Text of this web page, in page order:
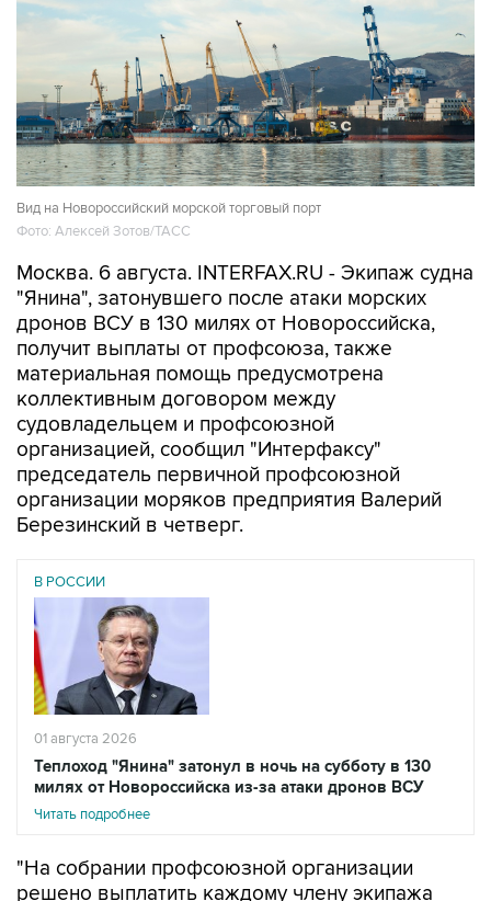
Вид на Новороссийский морской торговый порт
Фото: Алексей Зотов/ТАСС
Москва. 6 августа. INTERFAX.RU - Экипаж судна
"Янина", затонувшего после атаки морских
дронов ВСУ в 130 милях от Новороссийска,
получит выплаты от профсоюза, также
материальная помощь предусмотрена
коллективным договором между
судовладельцем и профсоюзной
организацией, сообщил "Интерфаксу"
председатель первичной профсоюзной
организации моряков предприятия Валерий
Березинский в четверг.
В РОССИИ
01 августа 2026
Теплоход "Янина" затонул в ночь на субботу в 130
милях от Новороссийска из-за атаки дронов ВСУ
Читать подробнее
"На собрании профсоюзной организации
решено выплатить каждому члену экипажа